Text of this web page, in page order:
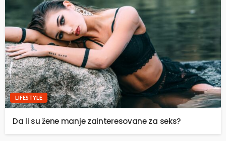
LIFESTYLE
Da li su žene manje zainteresovane za seks?